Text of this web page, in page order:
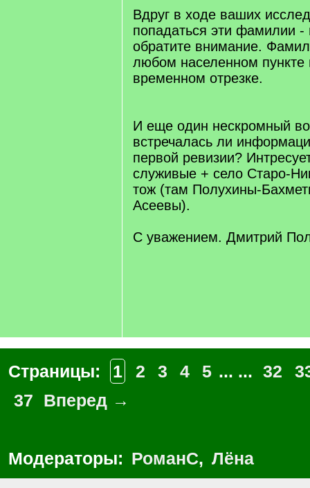
Вдруг в ходе ваших
попадаться эти фамилии -
обратите внимание.
любом населенном
временном отрезке.
И еще один нескромный
встречалась ли
первой ревизии?
служивые + село Старо-
тож (там Полухины-
Асеевы).
С уважением. Дмитрий
Страницы: 1 2 3 4 5 ... ... 32
37
Вперед →
Модераторы: РоманС, Лёна